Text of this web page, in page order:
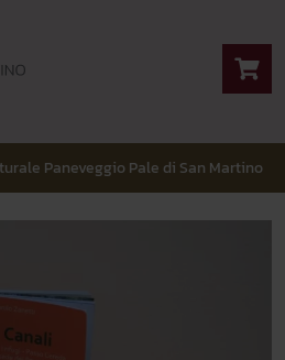
Paneveggio Pale di San Martino